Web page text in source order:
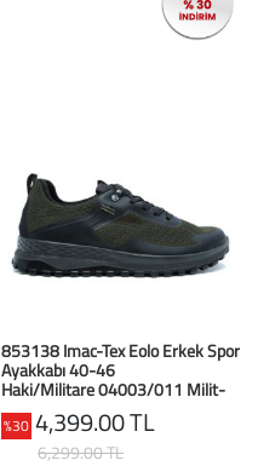
853138 Imac-Tex Eolo Erkek Spor
Ayakkabı 40-46
Haki/Militare 04003/011 Milit-
Nero/Nero
%30 4,399.00 TL
6,299.00 TL